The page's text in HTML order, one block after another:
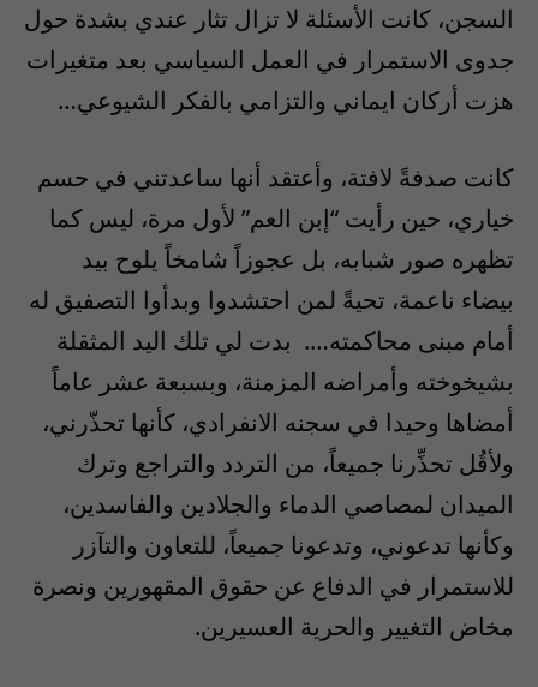
السجن، كانت الأسئلة لا تزال تثار عندي بشدة حول
جدوى الاستمرار في العمل السياسي بعد متغيرات
هزت أركان ايماني والتزامي بالفكر الشيوعي…
كانت صدفةً لافتة، وأعتقد أنها ساعدتني في حسم
خياري، حين رأيت “إبن العم” لأول مرة، ليس كما
تظهره صور شبابه، بل عجوزاً شامخاً يلوح بيد
بيضاء ناعمة، تحيةً لمن احتشدوا وبدأوا التصفيق له
أمام مبنى محاكمته…. بدت لي تلك اليد المثقلة
بشيخوخته وأمراضه المزمنة، وبسبعة عشر عاماً
أمضاها وحيدا في سجنه الانفرادي، كأنها تحذّرني،
ولأقُل تحذِّرنا جميعاً، من التردد والتراجع وترك
الميدان لمصاصي الدماء والجلادين والفاسدين،
وكأنها تدعوني، وتدعونا جميعاً، للتعاون والتآزر
للاستمرار في الدفاع عن حقوق المقهورين ونصرة
مخاض التغيير والحرية العسيرين.